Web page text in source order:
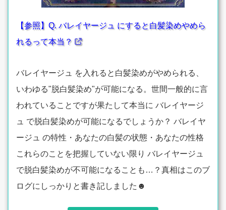
【参照】Q. バレイヤージュ にすると白髪染めやめら
れるって本当？
バレイヤージュ を入れると白髪染めがやめられる、
いわゆる"脱白髪染め"が可能になる。世間一般的に言
われていることですが果たして本当に バレイヤージ
ュ で脱白髪染めが可能になるでしょうか？ バレイヤ
ージュ の特性・あなたの白髪の状態・あなたの性格
これらのことを把握していない限り バレイヤージュ
で脱白髪染めが不可能になることも…？真相はこのブ
ログにしっかりと書き記しました☻